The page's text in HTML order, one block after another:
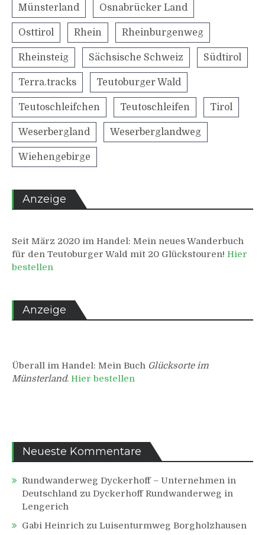
Münsterland Osnabrücker Land
Osttirol Rhein Rheinburgenweg
Rheinsteig Sächsische Schweiz Südtirol
Terra.tracks Teutoburger Wald
Teutoschleifchen Teutoschleifen Tirol
Weserbergland Weserberglandweg
Wiehengebirge
Anzeige
Seit März 2020 im Handel: Mein neues Wanderbuch
für den Teutoburger Wald mit 20 Glückstouren! Hier
bestellen
Anzeige
Überall im Handel: Mein Buch Glücksorte im
Münsterland. Hier bestellen
Neueste Kommentare
Rundwanderweg Dyckerhoff – Unternehmen in
Deutschland zu Dyckerhoff Rundwanderweg in
Lengerich
Gabi Heinrich zu Luisenturmweg Borgholzhausen